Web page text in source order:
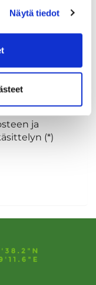
Näytä tiedot
ja
(*)